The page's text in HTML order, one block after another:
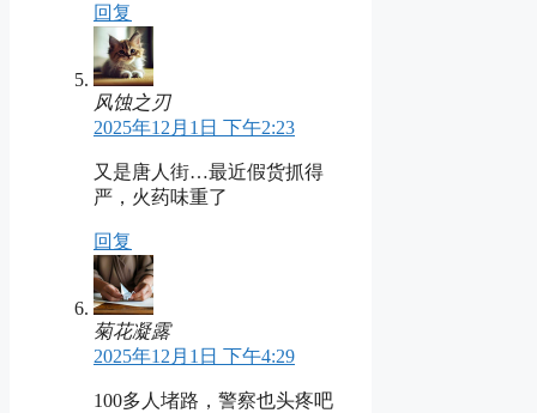
回复
风蚀之刃
2025年12月1日 下午2:23
又是唐人街…最近假货抓得
严，火药味重了
回复
菊花凝露
2025年12月1日 下午4:29
100多人堵路，警察也头疼吧